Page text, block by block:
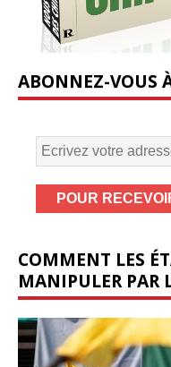
ABONNEZ-VOUS
COMMENT LES
MANIPULER PAR